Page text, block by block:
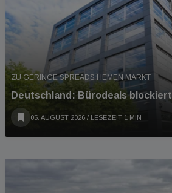
ZU GERINGE SPREADS HEMEN MARKT
Deutschland: Bürodeals blockiert
05. AUGUST 2026 / LESEZEIT 1 MIN